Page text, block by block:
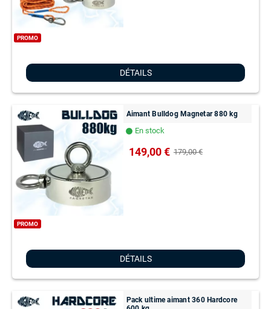
PROMO
DÉTAILS
PROMO
Aimant Bulldog Magnetar 880 kg
lens En stock
149,00 € 179,00 €
DÉTAILS
Pack ultime aimant 360 Hardcore